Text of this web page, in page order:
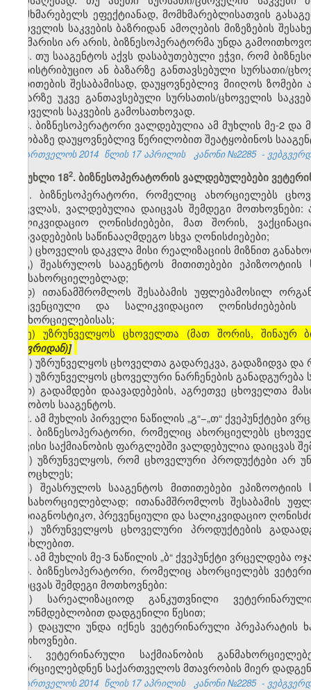
მომხმარებელს ეფექტიანად, მომხმარებლისათვის
ცხოველის საკვების ბაზრიდან ამოღების მიზეზების
საკმარისი არ არის, ბიზნესოპერატორმა უნდა
3. თუ სააგენტოს აქვს დასაბუთებული ეჭვი, რომ
სადისტრიბუციო ან ბაზარზე განთავსებული სურსათი/
მითითების შესაბამისად, დაუყოვნებლივ მიიღოს
ბაზარზე უკვე განთავსებული სურსათის/ცხოველის
ცხოველის საკვების გამოსათხოვად.
4. ბიზნესოპერატორი ვალდებულია ამ მუხლის მე-2 და
თაობაზე დაუყოვნებლივ წერილობით შეატყობინოს
საქართველოს 2014 წლის 17 აპრილის კანონი №2285 -
მუხლი 18​2. ბიზნესოპერატორის ვალდებულებები
1. ბიზნესოპერატორი, რომელიც ახორციელებს
დაკვლას, ვალდებულია დაიცვას შემდეგი
სალიკვიდაციო ღონისძიებები, მათ შორის,
დაავადებების საწინააღმდეგო სხვა ღონისძიებები;
ბ) ცხოველის დაკვლა მისი რეალიზაციის მიზნით
გ) შეასრულოს სააგენტოს მითითებები
განსახორციელებლად;
დ) ითანამშრომლოს შესაბამის უფლებამოსილ
პრევენციული და სალიკვიდაციო ღონისძიებების
განხორციელებისას;
[ე) უზრუნველყოს ცხოველთა (მათ შორის,
იანვრიდან)]
ვ) უზრუნველყოს ცხოველთა გადარეკვა, გადაზიდვა
ზ) უზრუნველყოს ცხოველური ნარჩენების
თ) გადამდები დაავადებების, აგრეთვე ცხოველთა
აცნობოს სააგენტოს.
2. ამ მუხლის პირველი ნაწილის „გ“−„თ“ ქვეპუნქტები
3. ბიზნესოპერატორი, რომელიც ახორციელებს
თავისი საქმიანობის ფარგლებში ვალდებულია დაიცვას
ა) უზრუნველყოს, რომ ცხოველური პროდუქტები არ
სიცოცხლეს;
ბ) შეასრულოს სააგენტოს მითითებები
განსახორციელებლად; ითანამშრომლოს შესაბამის
სადიაგნოსტიკო, პრევენციული და სალიკვიდაციო
გ) უზრუნველყოს ცხოველური პროდუქტების
თანხლებით.
4. ამ მუხლის მე-3 ნაწილის „ბ“ ქვეპუნქტი ვრცელდება
5. ბიზნესოპერატორი, რომელიც ახორციელებს
დაიცვას შემდეგი მოთხოვნები:
ა) სარეალიზაციოდ განკუთვნილი
კანონმდებლობით დადგენილი წესით;
ბ) დაცული უნდა იქნეს ვეტერინარული პრეპარატის
მოთხოვნები.
6. ვეტერინარული საქმიანობის
ახორციელებდნენ საქართველოს მთავრობის მიერ
საქართველოს 2014 წლის 17 აპრილის კანონი №2285 -